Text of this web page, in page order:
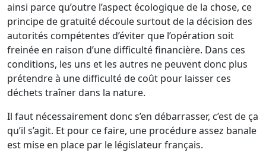
ainsi parce qu’outre l’aspect écologique de la chose, ce
principe de gratuité découle surtout de la décision des
autorités compétentes d’éviter que l’opération soit
freinée en raison d’une difficulté financière. Dans ces
conditions, les uns et les autres ne peuvent donc plus
prétendre à une difficulté de coût pour laisser ces
déchets traîner dans la nature.
Il faut nécessairement donc s’en débarrasser, c’est de ça
qu’il s’agit. Et pour ce faire, une procédure assez banale
est mise en place par le législateur français.